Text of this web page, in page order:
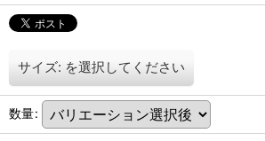
サイズ: を選択してください
数量: